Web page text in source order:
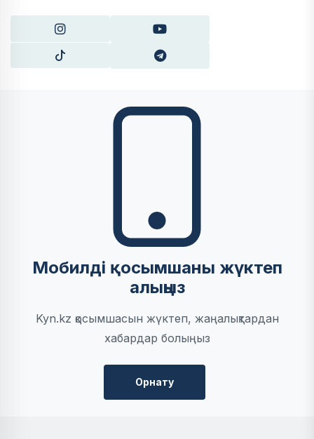
Мобилді қосымшаны жүктеп
алыңыз
Kyn.kz қосымшасын жүктеп, жаңалықтардан
хабардар болыңыз
Орнату